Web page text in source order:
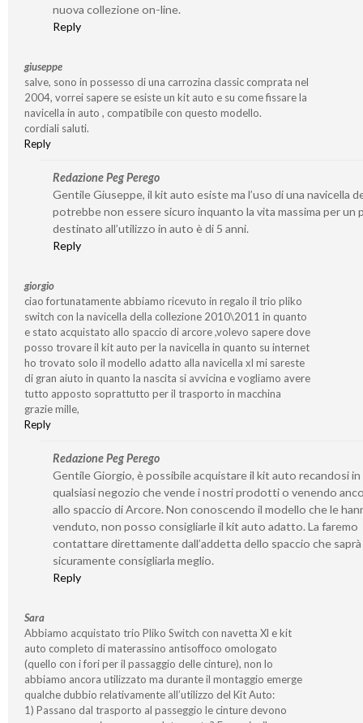
nuova collezione on-line.
Reply
giuseppe
salve, sono in possesso di una carrozina classic comprata nel
2004, vorrei sapere se esiste un kit auto e su come fissare la
navicella in auto , compatibile con questo modello.
cordiali saluti.
Reply
Redazione Peg Perego
Gentile Giuseppe, il kit auto esiste ma l’uso di una navicella
potrebbe non essere sicuro inquanto la vita massima per
destinato all’utilizzo in auto è di 5 anni.
Reply
giorgio
ciao fortunatamente abbiamo ricevuto in regalo il trio pliko
switch con la navicella della collezione 2010\2011 in quanto
e stato acquistato allo spaccio di arcore ,volevo sapere dove
posso trovare il kit auto per la navicella in quanto su internet
ho trovato solo il modello adatto alla navicella xl mi sareste
di gran aiuto in quanto la nascita si avvicina e vogliamo avere
tutto apposto soprattutto per il trasporto in macchina
grazie mille,
Reply
Redazione Peg Perego
Gentile Giorgio, è possibile acquistare il kit auto recandosi in
qualsiasi negozio che vende i nostri prodotti o venendo
allo spaccio di Arcore. Non conoscendo il modello che le
venduto, non posso consigliarle il kit auto adatto. La faremo
contattare direttamente dall’addetta dello spaccio che saprà
sicuramente consigliarla meglio.
Reply
Sara
Abbiamo acquistato trio Pliko Switch con navetta Xl e kit
auto completo di materassino antisoffoco omologato
(quello con i fori per il passaggio delle cinture), non lo
abbiamo ancora utilizzato ma durante il montaggio emerge
qualche dubbio relativamente all’utilizzo del Kit Auto:
1) Passano dal trasporto al passeggio le cinture devono